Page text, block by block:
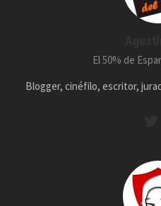
El 50% de
Blogger, cinéfilo, escritor,